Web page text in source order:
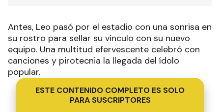
Antes, Leo pasó por el estadio con una sonrisa en
su rostro para sellar su vínculo con su nuevo
equipo. Una multitud efervescente celebró con
canciones y pirotecnia la llegada del ídolo
popular.
ESTE CONTENIDO COMPLETO ES SOLO
PARA SUSCRIPTORES